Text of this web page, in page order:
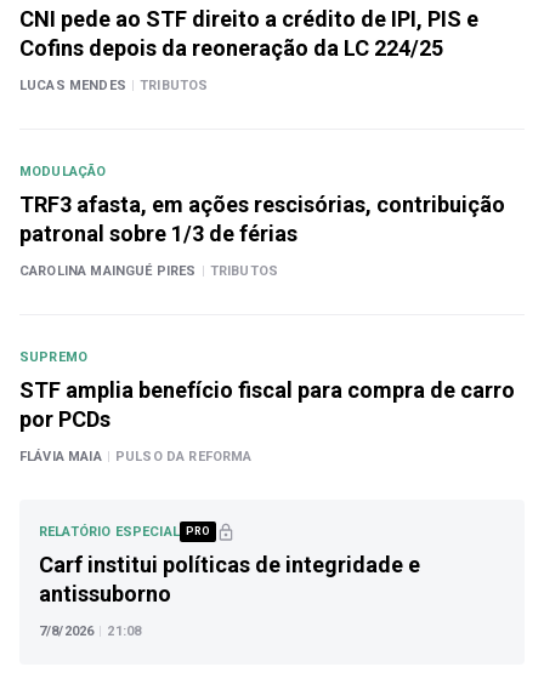
CNI pede ao STF direito a crédito de IPI, PIS e
Cofins depois da reoneração da LC 224/25
LUCAS MENDES | TRIBUTOS
MODULAÇÃO
TRF3 afasta, em ações rescisórias, contribuição
patronal sobre 1/3 de férias
CAROLINA MAINGUÉ PIRES | TRIBUTOS
SUPREMO
STF amplia benefício fiscal para compra de carro
por PCDs
FLÁVIA MAIA | PULSO DA REFORMA
RELATÓRIO ESPECIAL PRO
Carf institui políticas de integridade e
antissuborno
7/8/2026 | 21:08